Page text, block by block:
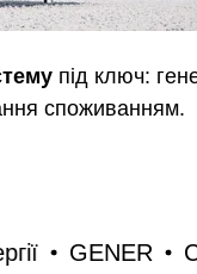
під ключ:
споживанням.